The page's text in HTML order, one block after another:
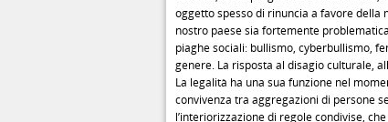
oggetto spesso di rinuncia a favore della
nostro paese sia fortemente
piaghe sociali: bullismo, cyberbullismo,
genere. La risposta al disagio culturale,
La legalità ha una sua funzione nel
convivenza tra aggregazioni di persone
l’interiorizzazione di regole condivise,